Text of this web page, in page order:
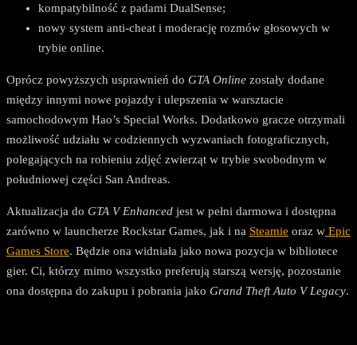
kompatybilność z padami DualSense;
nowy system anti-cheat i moderację rozmów głosowych w
trybie online.
Oprócz powyższych usprawnień do GTA Online zostały dodane
między innymi nowe pojazdy i ulepszenia w warsztacie
samochodowym Hao’s Special Works. Dodatkowo gracze otrzymali
możliwość udziału w codziennych wyzwaniach fotograficznych,
polegających na robieniu zdjęć zwierząt w trybie swobodnym w
południowej części San Andreas.
Aktualizacja do GTA V Enhanced jest w pełni darmowa i dostępna
zarówno w launcherze Rockstar Games, jak i na Steamie oraz w Epic
Games Store. Będzie ona widniała jako nowa pozycja w bibliotece
gier. Ci, którzy mimo wszystko preferują starszą wersję, pozostanie
ona dostępna do zakupu i pobrania jako Grand Theft Auto V Legacy.